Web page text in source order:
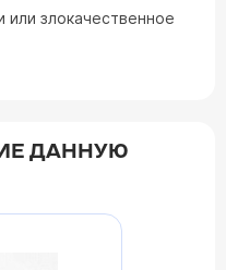
или злокачественное
ДАННУЮ